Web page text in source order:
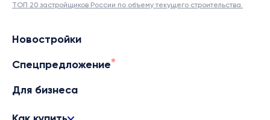
ТОП 20 застройщиков России по объему текущего строительства.
Новостройки
Спецпредложение
Для бизнеса